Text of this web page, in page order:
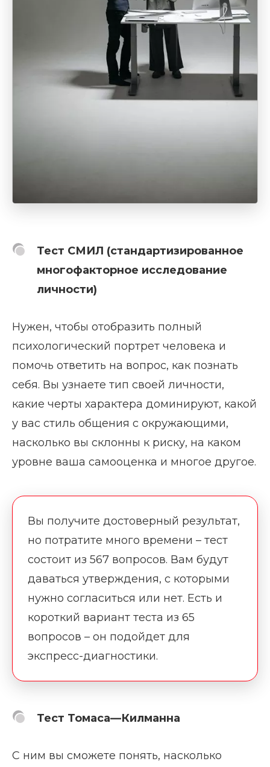
Тест СМИЛ (стандартизированное
многофакторное исследование
личности)
Нужен, чтобы отобразить полный
психологический портрет человека и
помочь ответить на вопрос, как познать
себя. Вы узнаете тип своей личности,
какие черты характера доминируют, какой
у вас стиль общения с окружающими,
насколько вы склонны к риску, на каком
уровне ваша самооценка и многое другое.
Вы получите достоверный результат,
но потратите много времени – тест
состоит из 567 вопросов. Вам будут
даваться утверждения, с которыми
нужно согласиться или нет. Есть и
короткий вариант теста из 65
вопросов – он подойдет для
экспресс-диагностики.
Тест Томаса—Килманна
С ним вы сможете понять, насколько